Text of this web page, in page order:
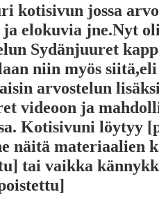
kotisivun jossa
ja elokuvia jne.Nyt
Sydänjuuret
niin myös
arvostelun
videoon ja
Kotisivuni löytyy
näitä materiaalien
tai vaikka